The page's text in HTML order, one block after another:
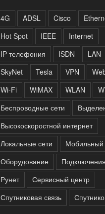
4G ADSL Cisco
Hot Spot
IEEE
Internet
IP-телефония
ISDN LAN
SkyNet
Tesla VPN
Wi-Fi
WiMAX WLAN
Беспроводные сети
Высокоскоростной интернет
Локальные сети
Мобильный
Оборудование
Рунет
Сервисный центр
Спутниковая связь